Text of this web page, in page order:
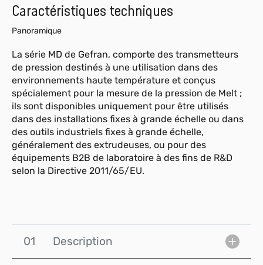
Caractéristiques techniques
Panoramique
La série MD de Gefran, comporte des transmetteurs
de pression destinés à une utilisation dans des
environnements haute température et conçus
spécialement pour la mesure de la pression de Melt ;
ils sont disponibles uniquement pour être utilisés
dans des installations fixes à grande échelle ou dans
des outils industriels fixes à grande échelle,
généralement des extrudeuses, ou pour des
équipements B2B de laboratoire à des fins de R&D
selon la Directive 2011/65/EU.
01 Description